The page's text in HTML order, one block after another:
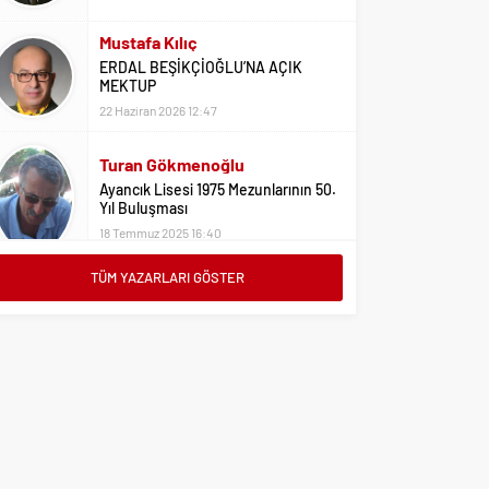
Mustafa Kılıç
ERDAL BEŞİKÇİOĞLU’NA AÇIK
MEKTUP
22 Haziran 2026 12:47
Turan Gökmenoğlu
Ayancık Lisesi 1975 Mezunlarının 50.
Yıl Buluşması
18 Temmuz 2025 16:40
Adil Yıldız
TÜM YAZARLARI GÖSTER